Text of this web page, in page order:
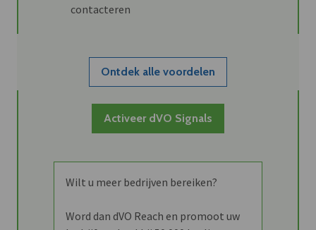
contacteren
Ontdek alle voordelen
Activeer dVO Signals
Wilt u meer bedrijven bereiken?
Word dan dVO Reach en promoot uw